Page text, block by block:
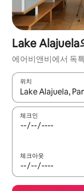
Lake Alajuela
에어비앤비에서 독
위치
결과가 나오면 위·
체크인
체크아웃